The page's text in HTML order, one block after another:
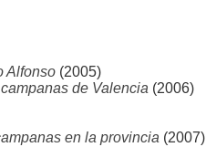
Alfonso (2005)
de Valencia (2006)
en la provincia (2007)